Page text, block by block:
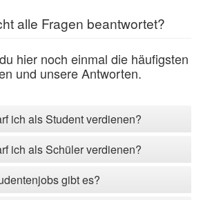
alle Fragen beantwortet?
hier noch einmal die häufigsten
und unsere Antworten.
ich als Student verdienen?
ich als Schüler verdienen?
gibt es?